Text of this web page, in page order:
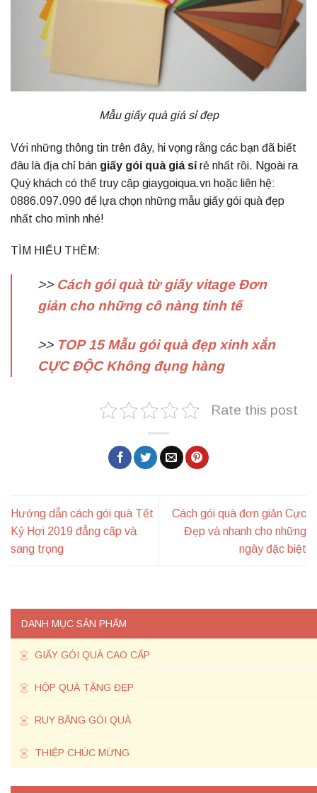
DANH MỤC SẢN PHẨM
GIẤY GÓI QUÀ CAO CẤP
HỘP QUÀ TẶNG ĐẸP
RUY BĂNG GÓI QUÀ
THIỆP CHÚC MỪNG
Mẫu giấy quà giá sỉ đẹp
Với những thông tin trên đây, hi vọng rằng các bạn đã biết
đâu là địa chỉ bán giấy gói quà giá sỉ rẻ nhất rồi. Ngoài ra
Quý khách có thể truy cập giaygoiqua.vn hoặc liên hệ:
0886.097.090 để lựa chọn những mẫu giấy gói quà đẹp
nhất cho mình nhé!
TÌM HIỂU THÊM:
>> Cách gói quà từ giấy vitage Đơn
giản cho những cô nàng tinh tế
>> TOP 15 Mẫu gói quà đẹp xinh xắn
CỰC ĐỘC Không đụng hàng
Rate this post
Hướng dẫn cách gói quà Tết
Kỷ Hợi 2019 đẳng cấp và
sang trọng
Cách gói quà đơn giản Cực
Đẹp và nhanh cho những
ngày đặc biệt